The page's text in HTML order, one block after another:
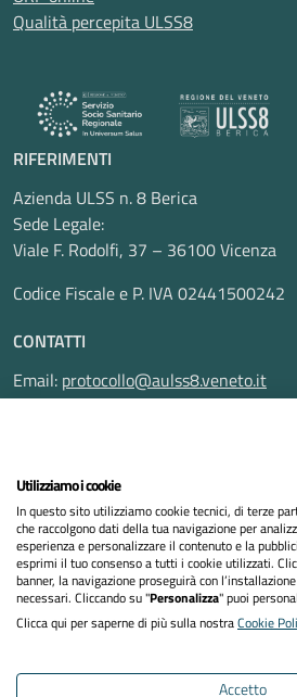
Qualità percepita ULSS8
RIFERIMENTI
Azienda ULSS n. 8 Berica
Sede Legale:
Viale F. Rodolfi, 37 – 36100 Vicenza
Codice Fiscale e P. IVA 02441500242
CONTATTI
Email: protocollo@aulss8.veneto.it
Pec:protocollo.aulss8@pecveneto.it
Privacy Policy
Dichiarazione di accessibilità
Utilizziamo i cookie
In questo sito utilizziamo cookie tecnici, di terze
che raccolgono dati della tua navigazione per
esperienza e personalizzare il contenuto e la
esprimi il tuo consenso a tutti i cookie utilizzati.
banner, la navigazione proseguirà con
necessari. Cliccando su "Personalizza" puoi
Clicca qui per saperne di più sulla nostraCookie
Accetto